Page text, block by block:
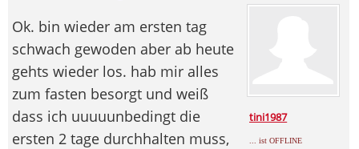
tini1987
... ist OFFLINE
Ok. bin wieder am ersten tag
schwach gewoden aber ab heute
gehts wieder los. hab mir alles
zum fasten besorgt und weiß
dass ich uuuuunbedingt die
ersten 2 tage durchhalten muss,